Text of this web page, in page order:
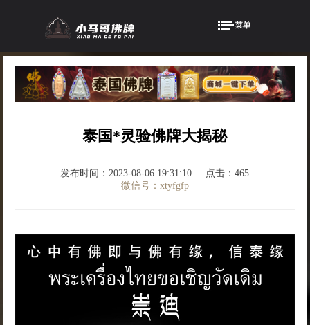
泰国*灵验佛牌大揭秘
发布时间：2023-08-06 19:31:10
点击：465
微信号：xtyfgfp